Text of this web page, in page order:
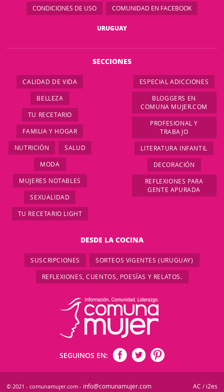
CONDICIONES DE USO COMUNIDAD EN FACEBOOK
URUGUAY
SECCIONES
CALIDAD DE VIDA
BELLEZA
TU RECETARIO
FAMILIA Y HOGAR
NUTRICIÓN SALUD
MODA
MUJERES NOTABLES
SEXUALIDAD
TU RECETARIO LIGHT
ESPECIAL ADICCIONES
BLOGGERS EN
COMUNA MUJER.COM
PROFESIONAL Y
TRABAJO
LITERATURA INFANTIL
DECORACIÓN
REFLEXIONES PARA
GENTE APURADA
DESDE LA COCINA
SUSCRIPCIONES SORTEOS VIGENTES (URUGUAY)
REFLEXIONES, CUENTOS, POESÍAS Y RELATOS.
SEGUINOS EN:
© 2021 - comunamujer.com - info@comunamujer.com AC / i2es